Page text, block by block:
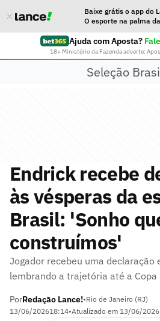
Baixe grátis o app do
O esporte na palma
Ajuda com Aposta?
18+ Ministério da Fazenda adverte:
Seleção
Endrick recebe
às vésperas da
Brasil: 'Sonho
construímos'
Jogador recebeu uma declaração
lembrando a trajetória até a Copa
PorRedação Lance!•Rio de Janeiro (RJ)
13/06/202618:14•Atualizado em 13/06/2026